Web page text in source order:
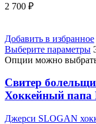
2 700 ₽
Добавить в избранное
Выберите параметры
Опции можно выбрать
Свитер
Хоккейный папа
Джерси SLOGAN